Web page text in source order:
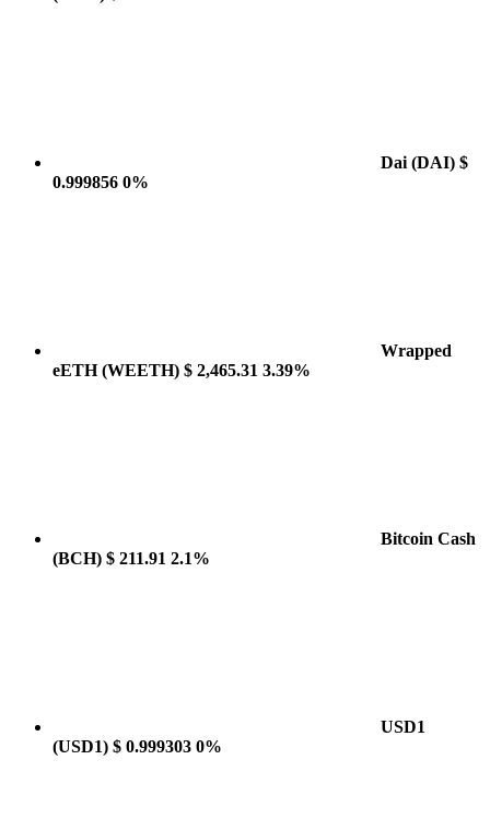
Dai (DAI) $
0.999856 0%
Wrapped
eETH(WEETH) $ 2,465.31 3.39%
Bitcoin Cash
(BCH) $ 211.91 2.1%
USD1
(USD1) $ 0.999303 0%